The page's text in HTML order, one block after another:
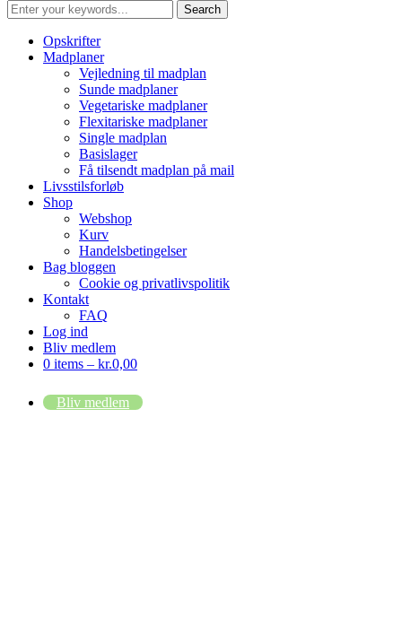
Opskrifter
Madplaner
Vejledning til madplan
Sunde madplaner
Vegetariske madplaner
Flexitariske madplaner
Single madplan
Basislager
Få tilsendt madplan på mail
Livsstilsforløb
Shop
Webshop
Kurv
Handelsbetingelser
Bag bloggen
Cookie og privatlivspolitik
Kontakt
FAQ
Log ind
Bliv medlem
0 items – kr.0,00
Bliv medlem